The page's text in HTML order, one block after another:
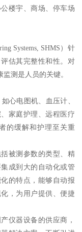
楼宇、商场、停车场
Systems, SHMS）针
估其完整性和性。对
测是人员的关键。
心电图机、血压计、
家庭护理、远程医疗
的缓解和护理至关重
被测参数的类型、精
成到大的自动化或管
的特点，能够自动报
，为用户提供、便捷
仪器设备的供应商，